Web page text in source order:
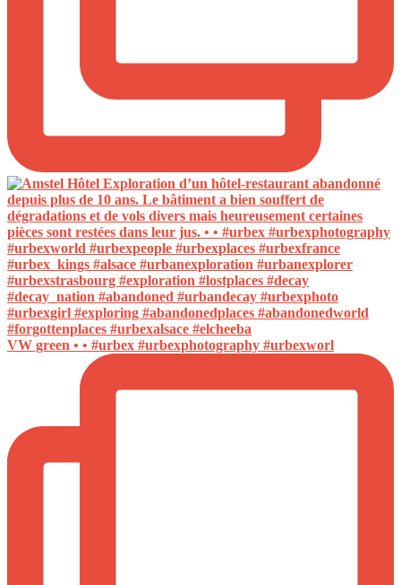
VW green • • #urbex #urbexphotography #urbexworl